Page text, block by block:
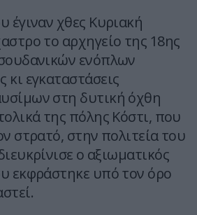
έγιναν χθες Κυριακή
το αρχηγείο της 18ης
ενόπλων
εγκαταστάσεις
στη δυτική όχθη
της πόλης Κόστι, που
στρατό, στην πολιτεία του
ο αξιωματικός
εκφράστηκε υπό τον όρο